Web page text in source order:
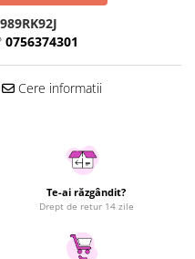
0756374301
Cere informatii
Te-ai răzgândit?
Drept de retur 14 zile